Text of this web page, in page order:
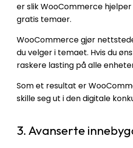
er slik WooCommerce
gratis temaer.
WooCommerce gjør
du velger i temaet. Hvis du
raskere lasting på alle
Som et resultat er
skille seg ut i den digitale
3. Avanserte